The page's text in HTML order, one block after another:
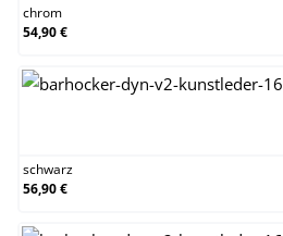
chrom
54,90 €
schwarz
56,90 €